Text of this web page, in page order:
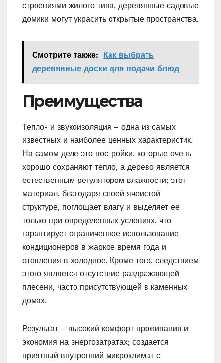
строениями жилого типа, деревянные садовые
домики могут украсить открытые пространства.
Смотрите также:
Как выбрать
деревянные доски для подачи блюд
Преимущества
Тепло- и звукоизоляция – одна из самых
известных и наиболее ценных характеристик.
На самом деле это постройки, которые очень
хорошо сохраняют тепло, а дерево является
естественным регулятором влажности; этот
материал, благодаря своей ячеистой
структуре, поглощает влагу и выделяет ее
только при определенных условиях, что
гарантирует ограниченное использование
кондиционеров в жаркое время года и
отопления в холодное. Кроме того, следствием
этого является отсутствие раздражающей
плесени, часто присутствующей в каменных
домах.
Результат – высокий комфорт проживания и
экономия на энергозатратах; создается
приятный внутренний микроклимат с